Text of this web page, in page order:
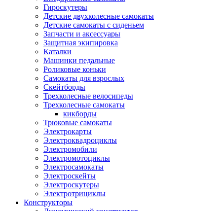
Гироскутеры
Детские двухколесные самокаты
Детские самокаты с сиденьем
Запчасти и аксессуары
Защитная экипировка
Каталки
Машинки педальные
Роликовые коньки
Самокаты для взрослых
Скейтборды
Трехколесные велосипеды
Трехколесные самокаты
кикборды
Трюковые самокаты
Электрокарты
Электроквадроциклы
Электромобили
Электромотоциклы
Электросамокаты
Электроскейты
Электроскутеры
Электротрициклы
Конструкторы